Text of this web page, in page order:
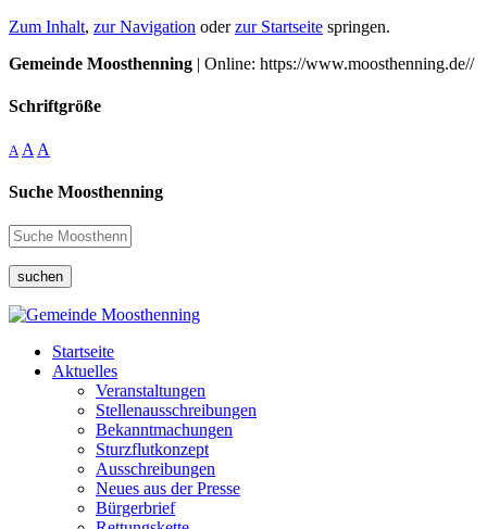
Zum Inhalt, zur Navigation oderzur Startseite springen.
Gemeinde Moosthenning | Online: https://www.moosthenning.de//
Schriftgröße
A A A
Suche Moosthenning
suchen
Startseite
Aktuelles
Veranstaltungen
Stellenausschreibungen
Bekanntmachungen
Sturzflutkonzept
Ausschreibungen
Neues aus der Presse
Bürgerbrief